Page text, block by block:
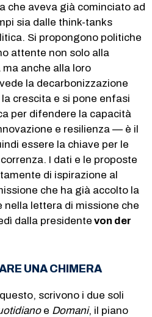
che aveva già cominciato ad
sia dalle think-tanks
Si propongono politiche
attente non solo alla
anche alla loro
la decarbonizzazione
crescita e si pone enfasi
per difendere la capacità
e resilienza — è il
essere la chiave per le
I dati e le proposte
di ispirazione al
che ha già accolto la
nella lettera di missione che
dalla presidente von der
UNA CHIMERA
scrivono i due soli
e Domani, il piano